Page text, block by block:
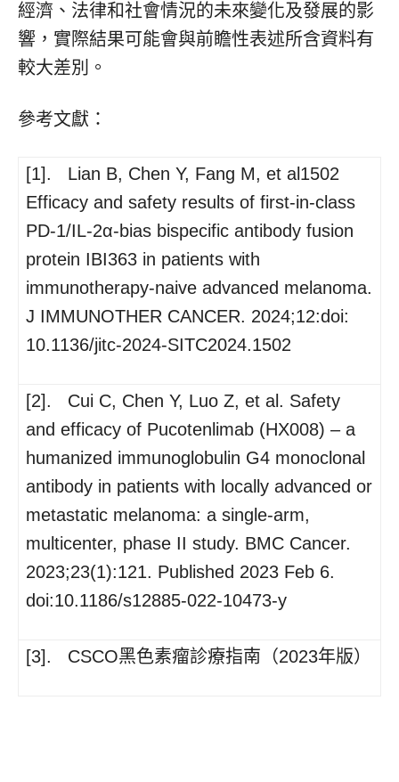
經濟、法律和社會情況的未來變化及發展的影
響，實際結果可能會與前瞻性表述所含資料有
較大差別。
參考文獻：
[1]. Lian B, Chen Y, Fang M, et al1502
Efficacy and safety results of first-in-class
PD-1/IL-2α-bias bispecific antibody fusion
protein IBI363 in patients with
immunotherapy-naive advanced melanoma.
J IMMUNOTHER CANCER. 2024;12:doi:
10.1136/jitc-2024-SITC2024.1502
[2]. Cui C, Chen Y, Luo Z, et al. Safety
and efficacy of Pucotenlimab (HX008) – a
humanized immunoglobulin G4 monoclonal
antibody in patients with locally advanced or
metastatic melanoma: a single-arm,
multicenter, phase II study. BMC Cancer.
2023;23(1):121. Published 2023 Feb 6.
doi:10.1186/s12885-022-10473-y
[3]. CSCO黑色素瘤診療指南（2023年版）